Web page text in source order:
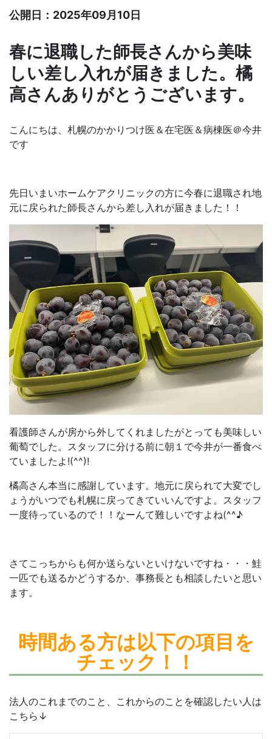
公開日：2025年09月10日
春に退職した師長さんから美味
しい差し入れが届きました。橘
高さんありがとうございます。
こんにちは、札幌のかかりつけ医＆在宅医＆病棟医＠今井
です
先日いまいホームケアクリニックの方に今春に退職され地
元に戻られた師長さんから差し入れが届きました！！
看護師さんが房から外してくれましたがとっても美味しい
葡萄でした。スタッフに分ける前に朝１で今井が一番食べ
ていましたよ!(^^)!
橘高さん本当に感謝しています。地元に戻られて大変でし
ょうがいつでも札幌に戻ってきていいんですよ。スタッフ
一度待っているので！！なーんて難しいですよね(^^♪
さてこっちからも何か送らないといけないですね・・・鮭
一匹でも送るかどうするか、事務長とも相談したいと思い
ます。
時間ある方は以下の項目を
チェック！！
法人のこれまでのこと、これからのことを確認したい人は
こちら↓